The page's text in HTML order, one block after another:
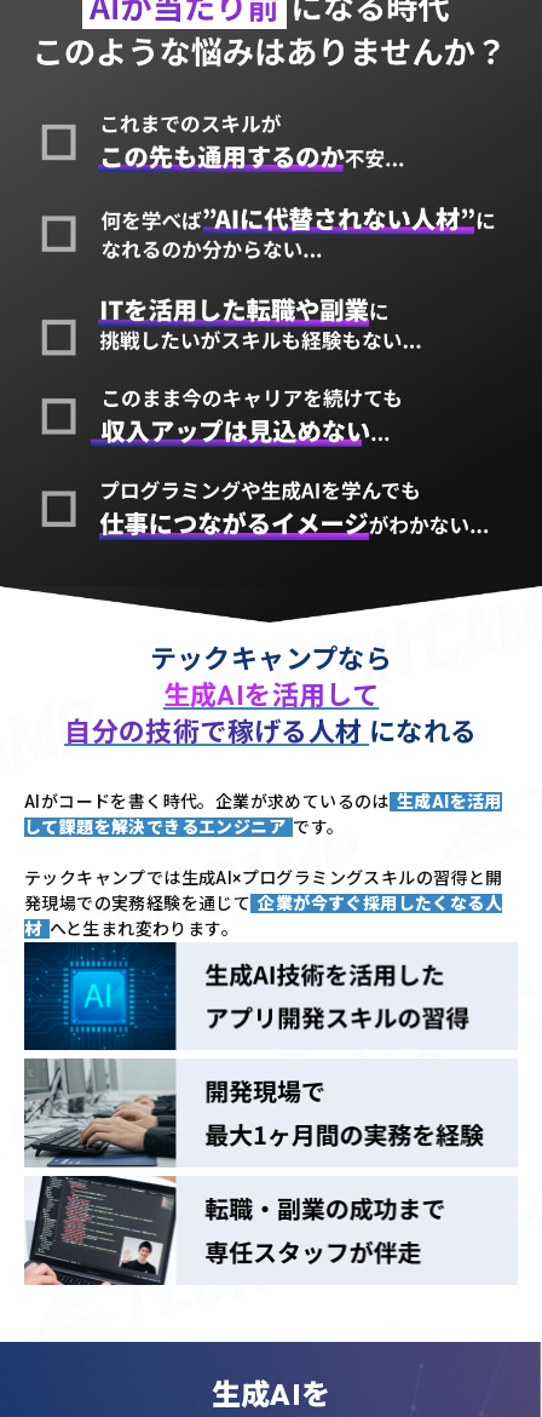
テックキャンプなら
生成AIを活用して
自分の技術で稼げる人材 になれる
AIがコードを書く時代。企業が求めているのは 生成AIを活用
して課題を解決できるエンジニア です。
テックキャンプでは生成AI×プログラミングスキルの習得と開
発現場での実務経験を通じて 企業が今すぐ採用したくなる人
材 へと生まれ変わります。
生成AIを